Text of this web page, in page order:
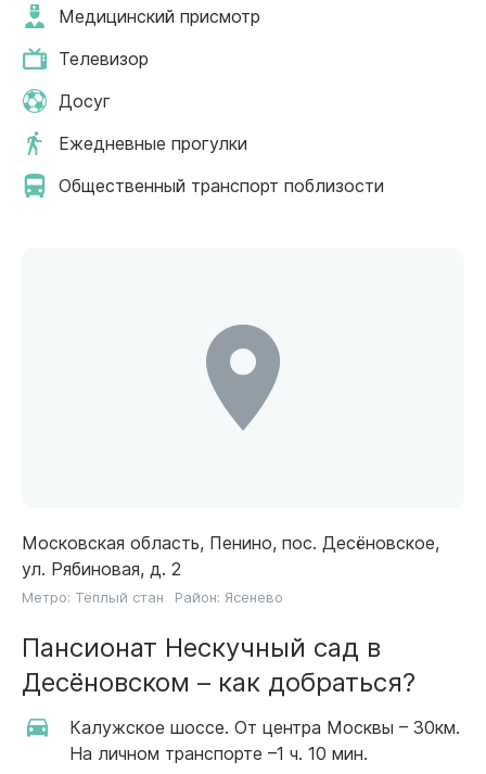
Медицинский присмотр
Телевизор
Досуг
Ежедневные прогулки
Общественный транспорт поблизости
Московская область, Пенино, пос. Десёновское,
ул. Рябиновая, д. 2
Метро: Тёплый стан Район: Ясенево
Пансионат Нескучный сад в
Десёновском – как добраться?
Калужское шоссе. От центра Москвы – 30км.
На личном транспорте –1 ч. 10 мин.